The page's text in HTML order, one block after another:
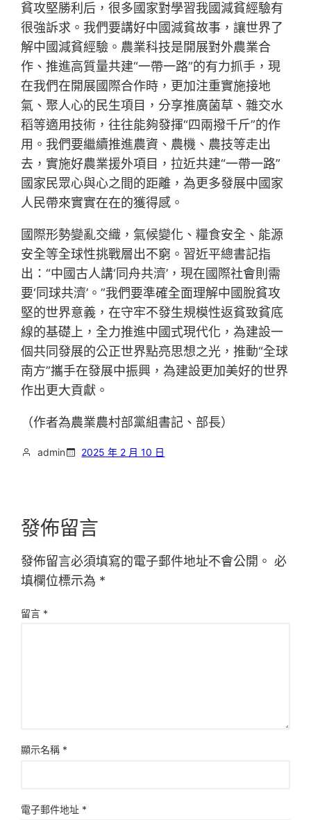
貧攻堅勝利后，很多國家對學習我國減貧經驗有
很強訴求。我們要講好中國減貧故事，讓世界了
解中國減貧經驗。農業科技是開展對外農業合
作、推進高質量共建“一帶一路”的有力抓手，現
在我們在開展國際合作時，更加注重實施接地
氣、聚人心的民生項目，分享推廣菌草、雜交水
稻等適用技術，往往能夠發揮“四兩撥千斤”的作
用。我們要繼續推進農資、農機、農技等走出
去，實施好農業援外項目，拉近共建“一帶一路”
國家民眾心與心之間的距離，為更多發展中國家
人民帶來實實在在的獲得感。
國際形勢變亂交織，氣候變化、糧食安全、能源
安全等全球性挑戰層出不窮。習近平總書記指
出：“中國古人講‘同舟共濟’，現在國際社會則需
要‘同球共濟’。”我們要準確全面理解中國脫貧攻
堅的世界意義，在守牢不發生規模性返貧致貧底
線的基礎上，全力推進中國式現代化，為建設一
個共同發展的公正世界點亮思想之光，推動“全球
南方”攜手在發展中振興，為建設更加美好的世界
作出更大貢獻。
（作者為農業農村部黨組書記、部長）
admin 2025 年 2 月 10 日
發佈留言
發佈留言必須填寫的電子郵件地址不會公開。 必
填欄位標示為 *
留言 *
顯示名稱 *
電子郵件地址 *